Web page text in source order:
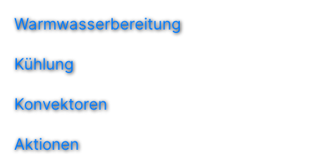
Warmwasserbereitung
Kühlung
Konvektoren
Aktionen